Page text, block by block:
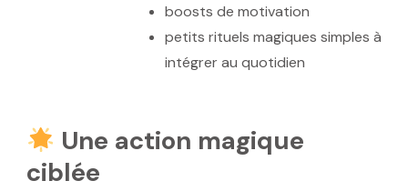
boosts de motivation
petits rituels magiques simples à
intégrer au quotidien
Une action magique
ciblée